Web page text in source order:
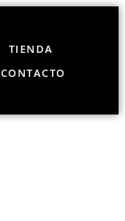
TIENDA
CONTACTO